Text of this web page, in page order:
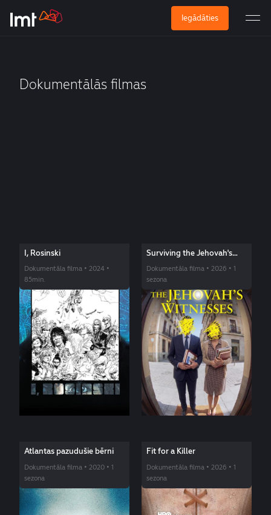
Iegādāties
Dokumentālās filmas
I, Rosinski
Dokumentāla filma • 2024 •
85min.
Surviving the Jehovah's
Dokumentāla filma • 2026 • 1
sezona
Atlantas pazudušie bērni
Dokumentāla filma • 2020 • 1
sezona
Fit for a Killer
Dokumentāla filma • 2026 • 1
sezona